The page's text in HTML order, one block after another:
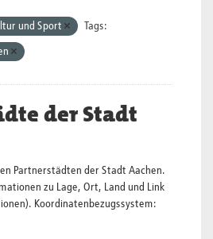
und Sport Tags:
der Stadt
Partnerstädten der Stadt Aachen.
zu Lage, Ort, Land und Link
Koordinatenbezugssystem: